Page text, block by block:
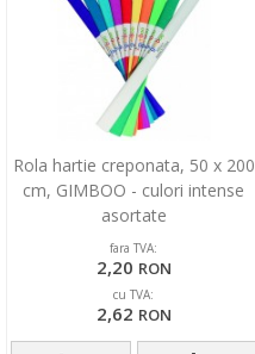
Rola hartie creponata, 50 x 200
cm, GIMBOO - culori intense
asortate
fara TVA:
2,20 RON
cu TVA:
2,62 RON